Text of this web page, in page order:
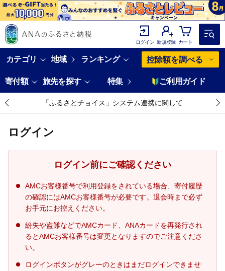
ログイン 新規登録 カート
カテゴリ 地域 ランキング 控除額を調べる
寄付額 旅先を探す 特集 ご利用ガイド
「ふるさとチョイス」システム連携に関して
ログイン
ログイン前にご確認ください
AMCお客様番号で利用登録をされている場合、寄付履歴
の確認にはAMCお客様番号が必要です。退会時まで必ず
お手元にお控えください。
紛失や盗難などでAMCカード、ANAカードを再発行され
るとAMCお客様番号は変更となりますのでご注意くださ
い。
ログインボタンがグレーのときはまだログインできませ